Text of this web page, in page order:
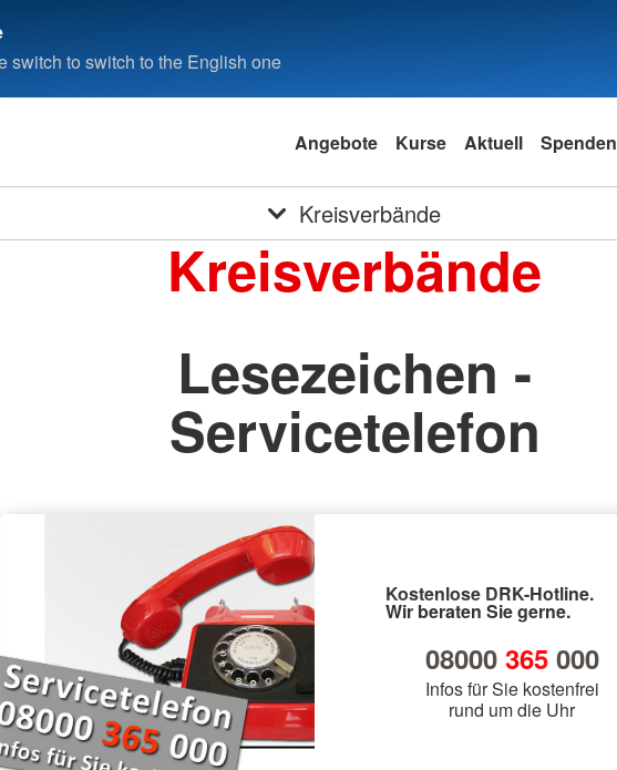
switch to switch to the English one
Angebote Kurse Aktuell Spenden
Kreisverbände
Kreisverbände
Lesezeichen -
Servicetelefon
Kostenlose DRK-Hotline.
Wir beraten Sie gerne.
08000 365000
Infos für Sie kostenfrei
rund um die Uhr